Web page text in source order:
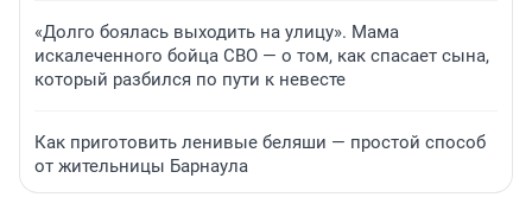
«Долго боялась выходить на улицу». Мама
искалеченного бойца СВО — о том, как спасает сына,
который разбился по пути к невесте
Как приготовить ленивые беляши — простой способ
от жительницы Барнаула